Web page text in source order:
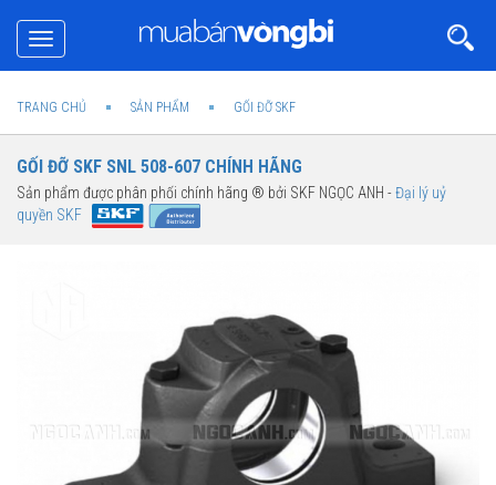
Toggle
navigation
TRANG CHỦ SẢN PHẨM GỐI ĐỠ SKF
GỐI ĐỠ SKF SNL 508-607 CHÍNH HÃNG
Sản phẩm được phân phối chính hãng ® bởi SKF NGỌC ANH -Đại lý uỷ
quyền SKF